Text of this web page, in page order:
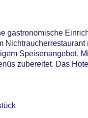
1
21
301
Beheizter Außenpool:
Express, Diners
gastronomische
Speisenangebot,
zubereitet. Das